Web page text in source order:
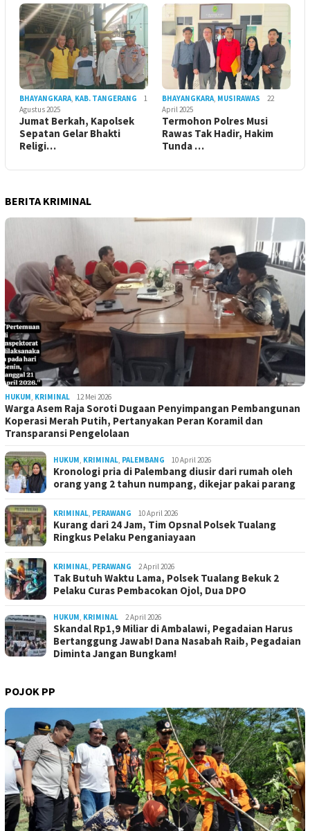
BHAYANGKARA, KAB. TANGERANG
1
Agustus 2025
Jumat Berkah, Kapolsek
Sepatan Gelar Bhakti
Religi…
BHAYANGKARA, MUSIRAWAS
22
April 2025
Termohon Polres Musi
Rawas Tak Hadir, Hakim
Tunda …
BERITA KRIMINAL
HUKUM, KRIMINAL 12 Mei 2026
Warga Asem Raja Soroti Dugaan Penyimpangan Pembangunan
Koperasi Merah Putih, Pertanyakan Peran Koramil dan
Transparansi Pengelolaan
HUKUM, KRIMINAL, PALEMBANG 10 April 2026
Kronologi pria di Palembang diusir dari rumah oleh
orang yang 2 tahun numpang, dikejar pakai parang
KRIMINAL, PERAWANG 10 April 2026
Kurang dari 24 Jam, Tim Opsnal Polsek Tualang
Ringkus Pelaku Penganiayaan
KRIMINAL, PERAWANG 2 April 2026
Tak Butuh Waktu Lama, Polsek Tualang Bekuk 2
Pelaku Curas Pembacokan Ojol, Dua DPO
HUKUM, KRIMINAL 2 April 2026
Skandal Rp1,9 Miliar di Ambalawi, Pegadaian Harus
Bertanggung Jawab! Dana Nasabah Raib, Pegadaian
Diminta Jangan Bungkam!
POJOK PP